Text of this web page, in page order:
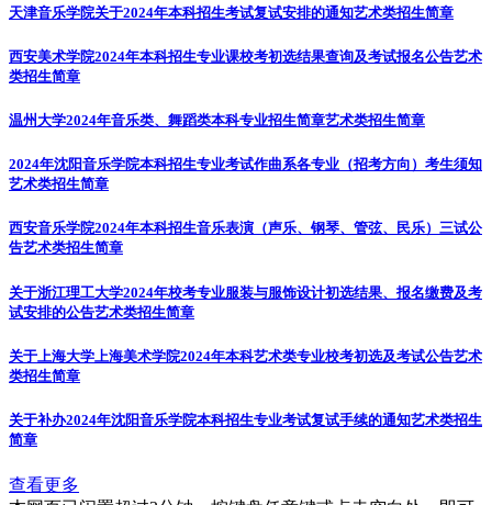
天津音乐学院关于2024年本科招生考试复试安排的通知艺术类招生简章
西安美术学院2024年本科招生专业课校考初选结果查询及考试报名公告艺术
类招生简章
温州大学2024年音乐类、舞蹈类本科专业招生简章艺术类招生简章
2024年沈阳音乐学院本科招生专业考试作曲系各专业（招考方向）考生须知
艺术类招生简章
西安音乐学院2024年本科招生音乐表演（声乐、钢琴、管弦、民乐）三试公
告艺术类招生简章
关于浙江理工大学2024年校考专业服装与服饰设计初选结果、报名缴费及考
试安排的公告艺术类招生简章
关于上海大学上海美术学院2024年本科艺术类专业校考初选及考试公告艺术
类招生简章
关于补办2024年沈阳音乐学院本科招生专业考试复试手续的通知艺术类招生
简章
查看更多